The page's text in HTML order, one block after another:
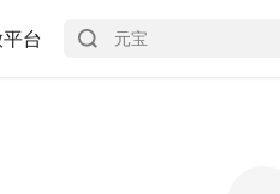
台